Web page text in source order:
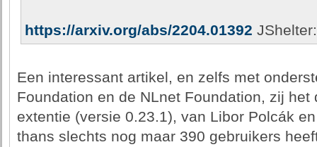
https://arxiv.org/abs/2204.01392
Een interessant artikel, en zelfs met
Foundation en de NLnet Foundation, zij
extentie (versie 0.23.1), van Libor Polcák
thans slechts nog maar 390 gebruikers